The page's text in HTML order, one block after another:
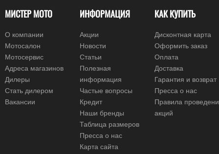
МИСТЕР МОТО
О компании
Мотосалон
Мотосервис
Адреса магазинов
Дилеры
Стать дилером
Вакансии
ИНФОРМАЦИЯ
Акции
Новости
Статьи
Полезная
информация
Частые вопросы
Кредит
Наши бренды
Таблица размеров
Пресса о нас
Карта сайта
КАК КУПИТЬ
Дисконтная карта
Оформить заказ
Оплата
Доставка
Гарантия и возврат
Пресса о нас
Правила
акций